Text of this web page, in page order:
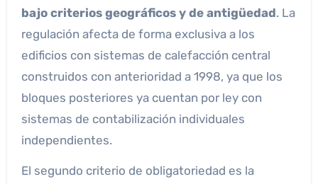
bajo criterios geográficos y de antigüedad. La
regulación afecta de forma exclusiva a los
edificios con sistemas de calefacción central
construidos con anterioridad a 1998, ya que los
bloques posteriores ya cuentan por ley con
sistemas de contabilización individuales
independientes.
El segundo criterio de obligatoriedad es la